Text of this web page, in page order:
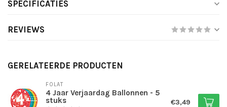
SPECIFICATIES
REVIEWS
GERELATEERDE PRODUCTEN
FOLAT
4 Jaar Verjaardag Ballonnen - 5
stuks
€3,49